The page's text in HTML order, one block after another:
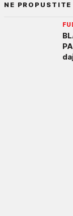
NE PROPUSTITE